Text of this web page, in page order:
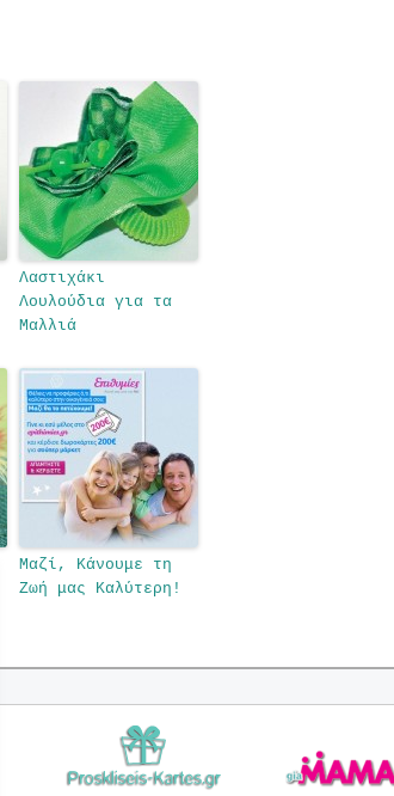
Λαστιχάκι
Λουλούδια για τα
Μαλλιά
Μαζί, Κάνουμε τη
Ζωή μας Καλύτερη!